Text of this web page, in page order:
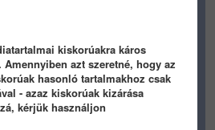
kiskorúakra káros
azt szeretné, hogy az
hasonló tartalmakhoz csak
- azaz kiskorúak kizárása
kérjük használjon